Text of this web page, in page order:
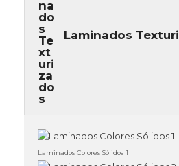
Laminados
Laminados Colores Sólidos 1